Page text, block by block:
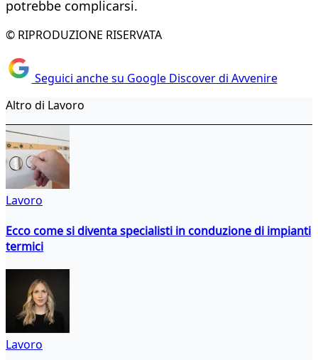
potrebbe complicarsi.
© RIPRODUZIONE RISERVATA
Seguici anche su Google Discover di Avvenire
Altro di Lavoro
Lavoro
Ecco come si diventa specialisti in conduzione di impianti
termici
Lavoro